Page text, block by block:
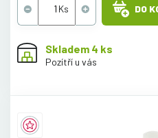
DO
Skladem 4 ks
Pozítří u vás